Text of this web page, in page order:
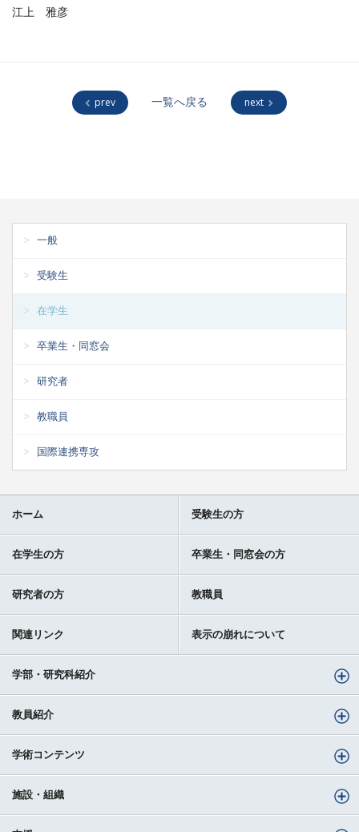
江上 雅彦
prev 一覧へ戻る next
一般
受験生
在学生
卒業生・同窓会
研究者
教職員
国際連携専攻
ホーム 受験生の方
在学生の方 卒業生・同窓会の方
研究者の方 教職員
関連リンク 表示の崩れについて
学部・研究科紹介
教員紹介
学術コンテンツ
施設・組織